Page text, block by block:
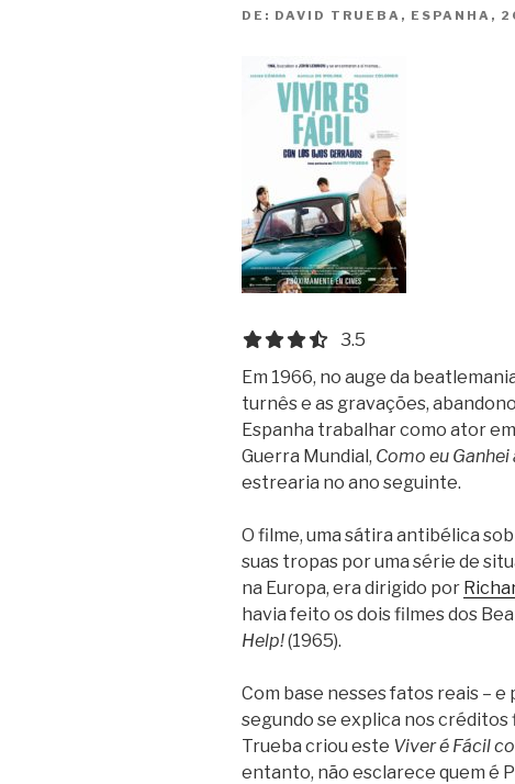
DE: DAVID TRUEBA, ESPANHA,
3.5 out of 5.0 stars
3.5
Em 1966, no auge da
turnês e as gravações,
Espanha trabalhar como ator
Guerra Mundial, Como eu
estrearia no ano seguinte.
O filme, uma sátira antibélica
suas tropas por uma série de
na Europa, era dirigido por
havia feito os dois filmes dos
Help!(1965).
Com base nesses fatos reais –
segundo se explica nos
Trueba criou este Viver é Fácil
entanto, não esclarece quem é